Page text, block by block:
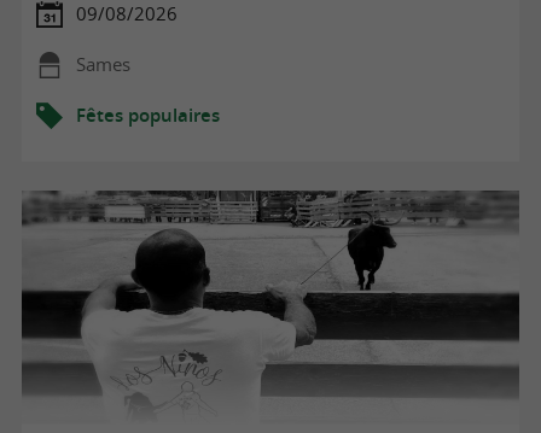
09/08/2026
Sames
Fêtes populaires